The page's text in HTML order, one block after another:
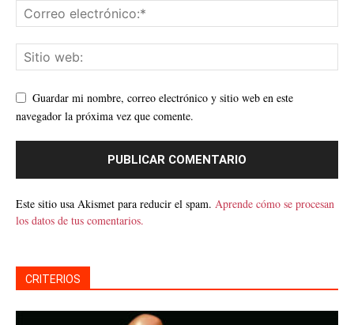
Guardar mi nombre, correo electrónico y sitio web en este
navegador la próxima vez que comente.
Este sitio usa Akismet para reducir el spam. Aprende cómo se procesan
los datos de tus comentarios.
CRITERIOS